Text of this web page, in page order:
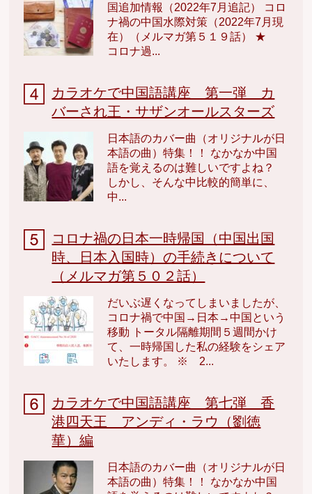
国追加情報（2022年7月追記） コロ
ナ禍の中国水際対策（2022年7月現
在）（メルマガ第５１９話） ★
コロナ過...
カラオケで中国語講座 第一弾 カ
バーされ王・サザンオールスターズ
日本語のカバー曲（オリジナルが日
本語の曲）特集！！ なかなか中国
語を覚えるのは難しいですよね？
しかし、そんな中比較的簡単に、
中...
コロナ禍の日本一時帰国（中国出国
時、日本入国時）の手続きについて
（メルマガ第５０２話）
だいぶ遅くなってしまいましたが、
コロナ禍で中国→日本→中国という
移動 トータル隔離期間５週間かけ
て、一時帰国した私の経験をシェア
いたします。 ※ 2...
カラオケで中国語講座 第七弾 香
港四天王 アンディ・ラウ（劉徳
華）編
日本語のカバー曲（オリジナルが日
本語の曲）特集！！ なかなか中国